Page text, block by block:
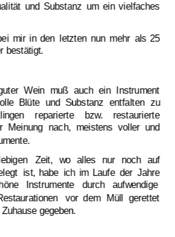
und Substanz um ein vielfaches
mir in den letzten nun mehr als 25
bestätigt.
Wein muß auch ein Instrument
Blüte und Substanz entfalten zu
reparierte bzw. restaurierte
Meinung nach, meistens voller und
Zeit, wo alles nur noch auf
ist, habe ich im Laufe der Jahre
Instrumente durch
aufwendige
vor dem Müll gerettet
gegeben.